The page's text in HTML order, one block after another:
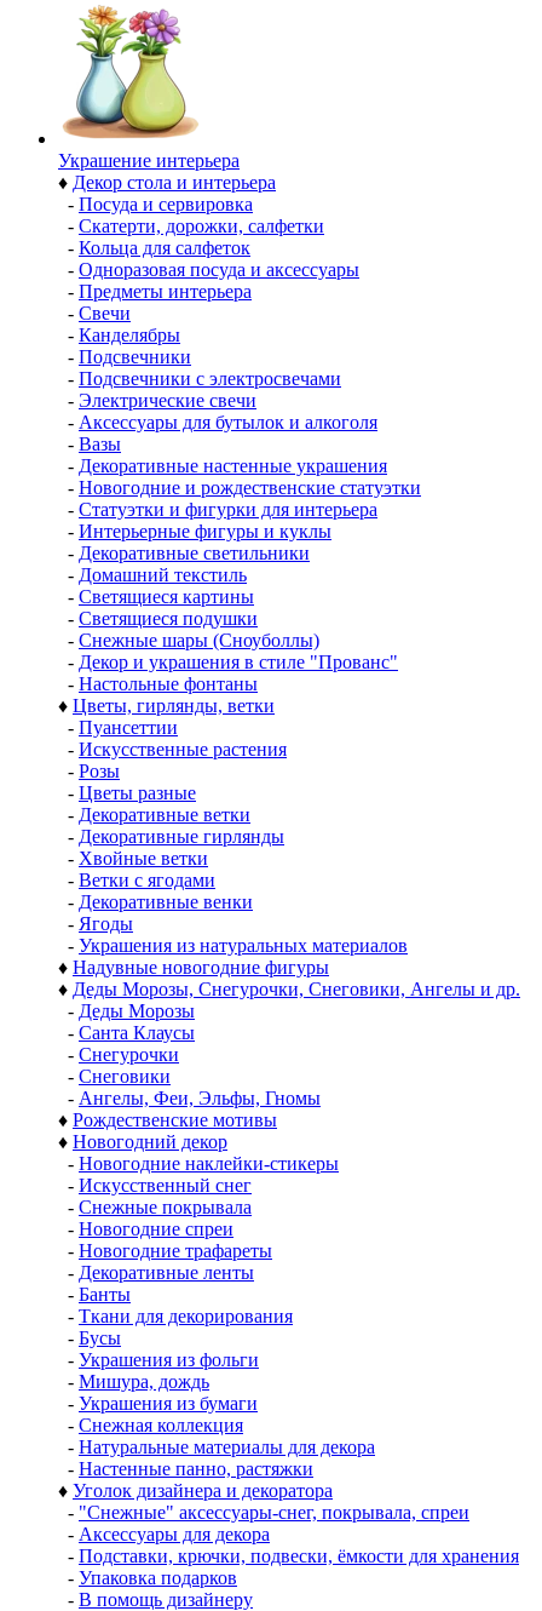
Украшение интерьера
♦ Декор стола и интерьера
- Посуда и сервировка
- Скатерти, дорожки, салфетки
- Кольца для салфеток
- Одноразовая посуда и аксессуары
- Предметы интерьера
- Свечи
- Канделябры
- Подсвечники
- Подсвечники с электросвечами
- Электрические свечи
- Аксессуары для бутылок и алкоголя
- Вазы
- Декоративные настенные украшения
- Новогодние и рождественские статуэтки
- Статуэтки и фигурки для интерьера
- Интерьерные фигуры и куклы
- Декоративные светильники
- Домашний текстиль
- Светящиеся картины
- Светящиеся подушки
- Снежные шары (Сноуболлы)
- Декор и украшения в стиле "Прованс"
- Настольные фонтаны
♦ Цветы, гирлянды, ветки
- Пуансеттии
- Искусственные растения
- Розы
- Цветы разные
- Декоративные ветки
- Декоративные гирлянды
- Хвойные ветки
- Ветки с ягодами
- Декоративные венки
- Ягоды
- Украшения из натуральных материалов
♦ Надувные новогодние фигуры
♦ Деды Морозы, Снегурочки, Снеговики, Ангелы и др.
- Деды Морозы
- Санта Клаусы
- Снегурочки
- Снеговики
- Ангелы, Феи, Эльфы, Гномы
♦ Рождественские мотивы
♦ Новогодний декор
- Новогодние наклейки-стикеры
- Искусственный снег
- Снежные покрывала
- Новогодние спреи
- Новогодние трафареты
- Декоративные ленты
- Банты
- Ткани для декорирования
- Бусы
- Украшения из фольги
- Мишура, дождь
- Украшения из бумаги
- Снежная коллекция
- Натуральные материалы для декора
- Настенные панно, растяжки
♦ Уголок дизайнера и декоратора
- "Снежные" аксессуары-снег, покрывала, спреи
- Аксессуары для декора
- Подставки, крючки, подвески, ёмкости для хранения
- Упаковка подарков
- В помощь дизайнеру